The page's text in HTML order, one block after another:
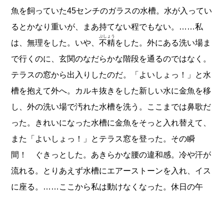
魚を飼っていた45センチのガラスの水槽。水が入ってい
るとかなり重いが、まあ持てない程でもない。……私
は、無理をした。いや、不精
ぶしょう
をした。外にある洗い場ま
で行くのに、玄関のなだらかな階段を通るのではなく。
テラスの窓から出入りしたのだ。「よいしょっ！」と水
槽を抱えて外へ。カルキ抜きをした新しい水に金魚を移
し、外の洗い場で汚れた水槽を洗う。ここまでは鼻歌だ
った。きれいになった水槽に金魚をそっと入れ替えて、
また「よいしょっ！」とテラス窓を登った。その瞬
間！ ぐきっとした。あきらかな腰の違和感。冷や汗が
流れる。とりあえず水槽にエアーストーンを入れ、イス
に座る。……ここから私は動けなくなった。休日の午